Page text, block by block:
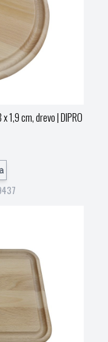
1,9 cm, drevo| DIPRO